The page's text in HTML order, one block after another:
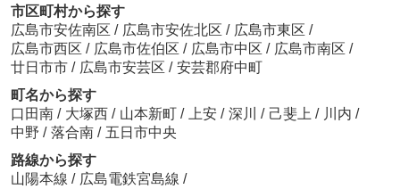
市区町村から探す
広島市安佐南区 / 広島市安佐北区 / 広島市東区 /
広島市西区 / 広島市佐伯区 / 広島市中区 / 広島市南区 /
廿日市市 / 広島市安芸区 / 安芸郡府中町
町名から探す
口田南 / 大塚西 / 山本新町 / 上安 / 深川 / 己斐上 / 川内 /
中野 / 落合南 / 五日市中央
路線から探す
山陽本線 / 広島電鉄宮島線 /